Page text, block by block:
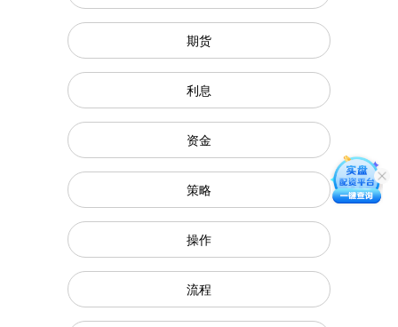
期货
利息
资金
策略
操作
流程